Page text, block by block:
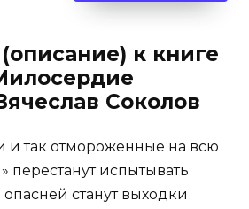
к книге
Соколов
и так отмороженные на всю
перестанут испытывать
опасней станут выходки